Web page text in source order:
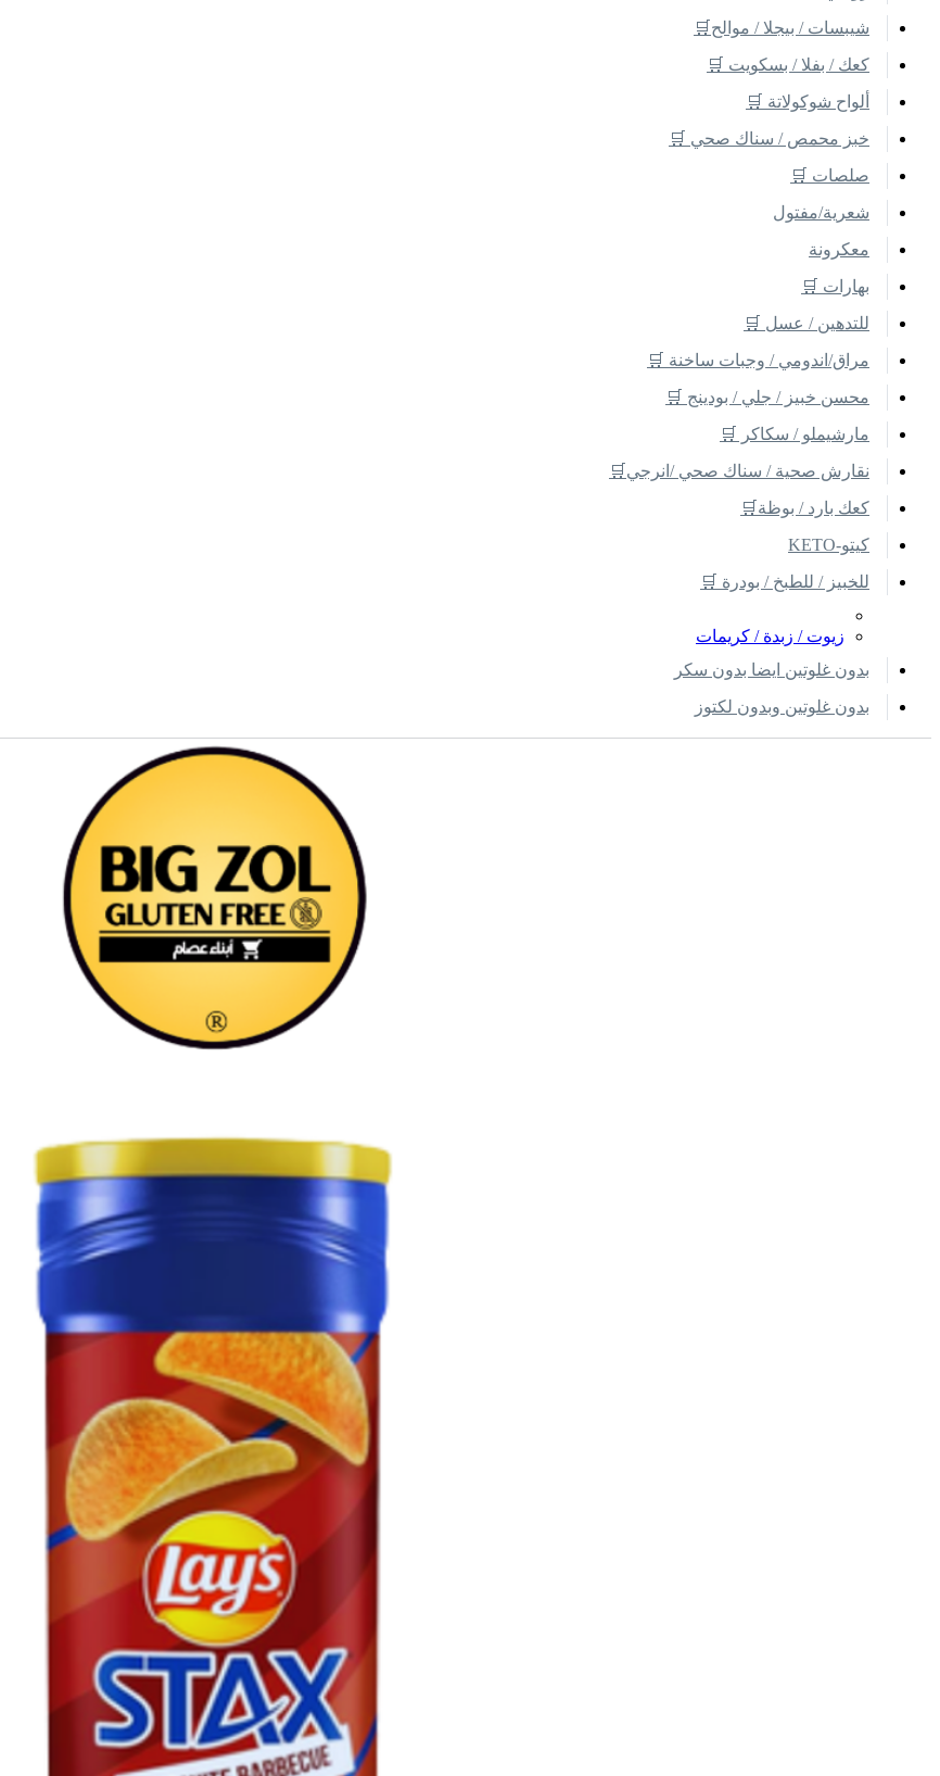
شيبسات / بيجلا / موالح🛒
كعك / بفلا / بسكويت 🛒
ألواح شوكولاتة 🛒
خبز محمص / سناك صحي 🛒
صلصات 🛒
شعرية/مفتول
معكرونة
بهارات 🛒
للتدهين / عسل 🛒
مراق/اندومي / وجبات ساخنة 🛒
محسن خبيز / جلي / بودينج 🛒
مارشيملو / سكاكر 🛒
نقارش صحية / سناك صحي /انرجي🛒
كعك بارد / بوظة🛒
كيتو-KETO
للخبيز / للطبخ / بودرة 🛒
زيوت / زبدة / كريمات
بدون غلوتين ايضا بدون سكر
بدون غلوتين وبدون لكتوز